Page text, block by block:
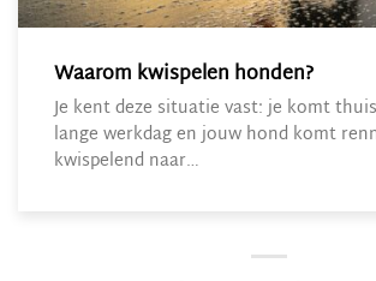
Waarom kwispelen honden?
Je kent deze situatie vast: je komt
lange werkdag en jouw hond komt
kwispelend naar…